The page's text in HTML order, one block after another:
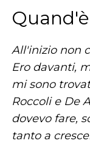
All'inizio non
Ero davanti,
mi sono
Roccoli e De
dovevo fare,
tanto a